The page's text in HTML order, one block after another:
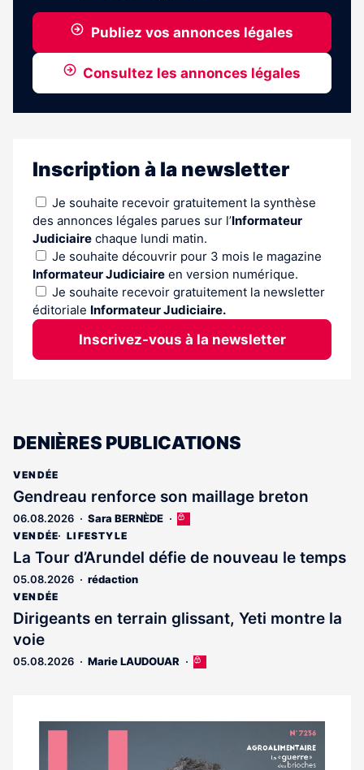
Publiez vos annonces légales
Consultez les annonces légales
Inscription à la newsletter
Je souhaite recevoir gratuitement la synthèse
des annonces légales parues sur l’Informateur
Judiciaire chaque lundi matin.
Je souhaite découvrir pour 3 mois le magazine
Informateur Judiciaire en version numérique.
Je souhaite recevoir gratuitement la newsletter
éditoriale Informateur Judiciaire.
Inscrivez-vous à la newsletter
DENIÈRES PUBLICATIONS
VENDÉE
Gendreau renforce son maillage breton
06.08.2026 Sara BERNÈDE
Cet
réservé
VENDÉE LIFESTYLE
La Tour d’Arundel défie de nouveau le temps
05.08.2026 rédaction
VENDÉE
Dirigeants en terrain glissant, Yeti montre la
voie
05.08.2026 Marie LAUDOUAR
Cet
aux
Notre